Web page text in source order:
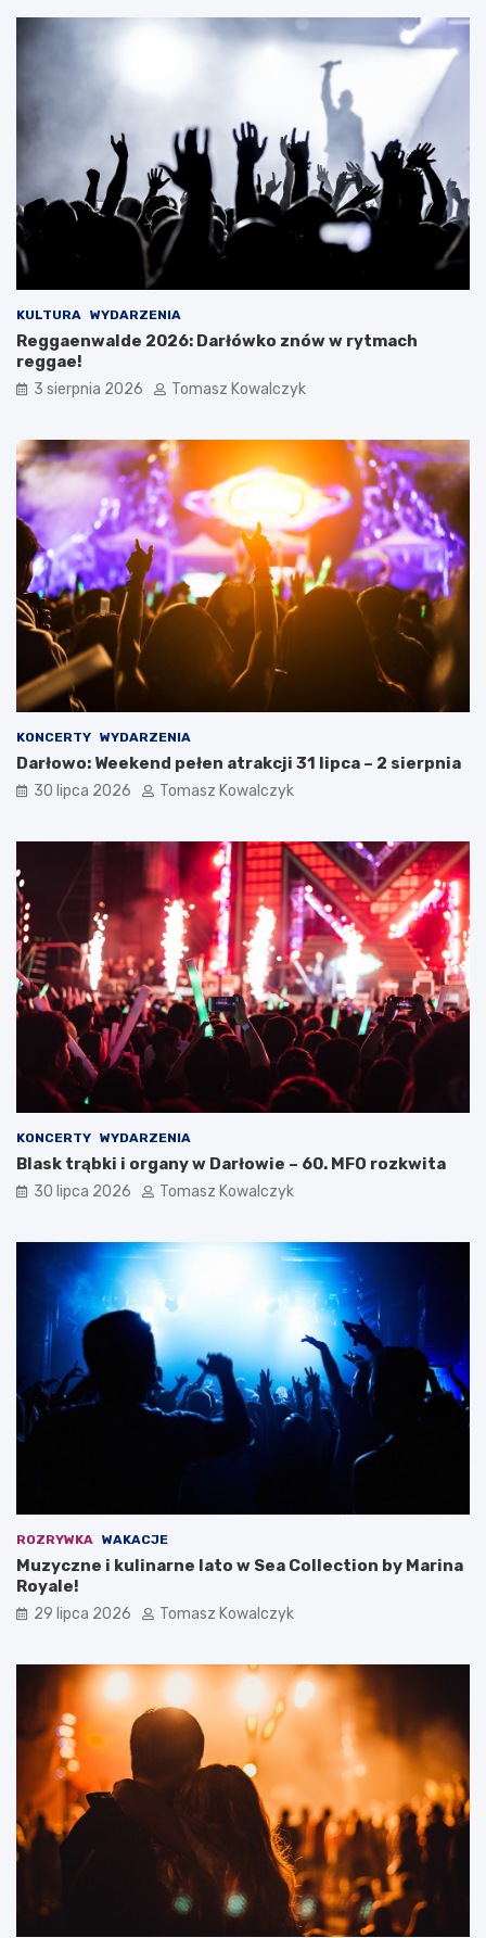
KULTURA WYDARZENIA
Reggaenwalde 2026: Darłówko znów w rytmach
reggae!
3 sierpnia 2026 Tomasz Kowalczyk
KONCERTY WYDARZENIA
Darłowo: Weekend pełen atrakcji 31 lipca – 2 sierpnia
30 lipca 2026 Tomasz Kowalczyk
KONCERTY WYDARZENIA
Blask trąbki i organy w Darłowie – 60. MFO rozkwita
30 lipca 2026 Tomasz Kowalczyk
ROZRYWKA WAKACJE
Muzyczne i kulinarne lato w Sea Collection by Marina
Royale!
29 lipca 2026 Tomasz Kowalczyk